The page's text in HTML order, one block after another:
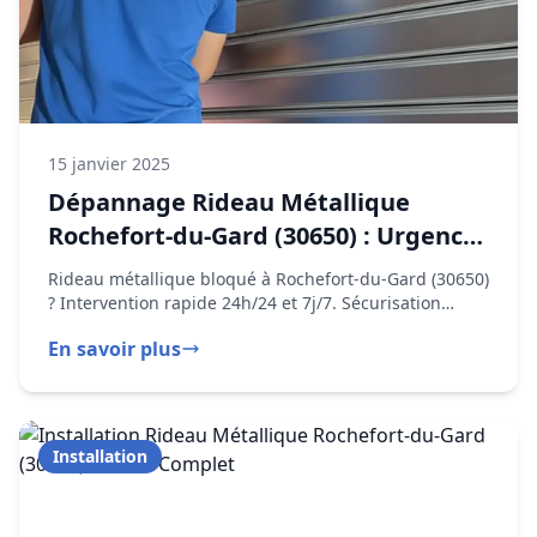
Documentation fournie :
Attestation de conformité NF EN 13241-1
Fiche technique complète
Carnet d'entretien
Garantiedécennale incluse
Rapport d'entretien détaillé
Interventions
en urgence (24/7)
15 janvier 2025
Dépannage Rideau Métallique
Rochefort-du-Gard (30650) : Urgence
24h/24
Rideau métallique bloqué à Rochefort-du-Gard (30650)
? Intervention rapide 24h/24 et 7j/7. Sécurisation
En savoir plus
Installation